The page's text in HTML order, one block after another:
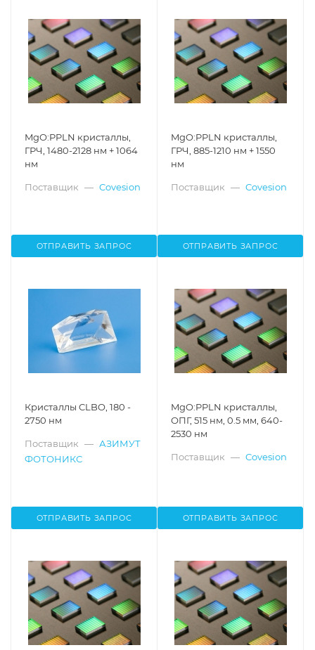
MgO:PPLN кристаллы,
ГРЧ, 1480-2128 нм + 1064
нм
Поставщик — Covesion
ОТПРАВИТЬ ЗАПРОС
MgO:PPLN кристаллы,
ГРЧ, 885-1210 нм + 1550
нм
Поставщик — Covesion
ОТПРАВИТЬ ЗАПРОС
Кристаллы CLBO, 180 -
2750 нм
Поставщик — АЗИМУТ
ФОТОНИКС
ОТПРАВИТЬ ЗАПРОС
MgO:PPLN кристаллы,
ОПГ, 515 нм, 0.5 мм, 640-
2530 нм
Поставщик — Covesion
ОТПРАВИТЬ ЗАПРОС